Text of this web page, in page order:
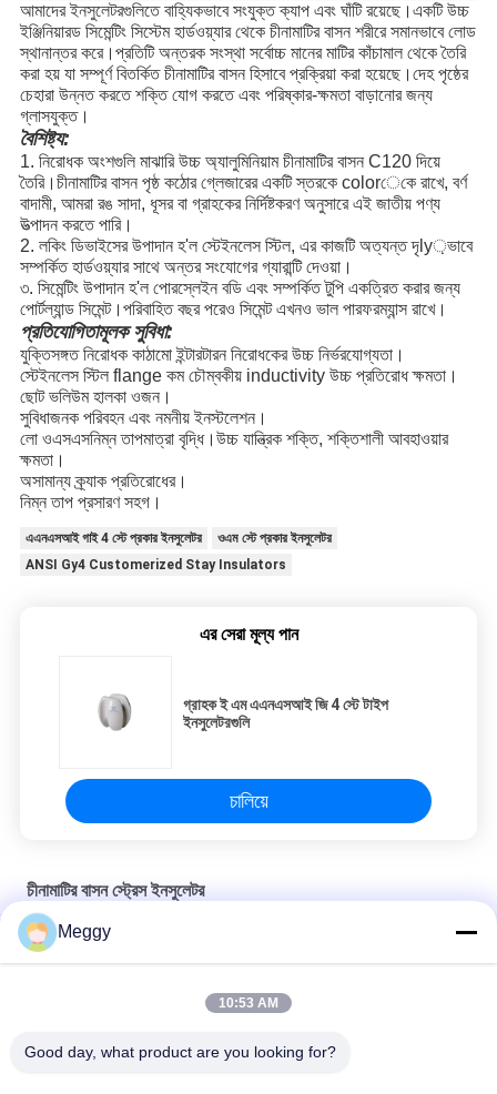
আমাদের ইনসুলেটরগুলিতে বাহ্যিকভাবে সংযুক্ত ক্যাপ এবং ঘাঁটি রয়েছে।একটি উচ্চ
ইঞ্জিনিয়ারড সিমেন্টিং সিস্টেম হার্ডওয়্যার থেকে চীনামাটির বাসন শরীরে সমানভাবে লোড
স্থানান্তর করে।প্রতিটি অন্তরক সংস্থা সর্বোচ্চ মানের মাটির কাঁচামাল থেকে তৈরি
করা হয় যা সম্পূর্ণ বিতর্কিত চীনামাটির বাসন হিসাবে প্রক্রিয়া করা হয়েছে।দেহ পৃষ্ঠের
চেহারা উন্নত করতে শক্তি যোগ করতে এবং পরিষ্কার-ক্ষমতা বাড়ানোর জন্য
গ্লাসযুক্ত।
বৈশিষ্ট্য:
1. নিরোধক অংশগুলি মাঝারি উচ্চ অ্যালুমিনিয়াম চীনামাটির বাসন C120 দিয়ে
তৈরি।চীনামাটির বাসন পৃষ্ঠ কঠোর গ্লেজারের একটি স্তরকে colorেকে রাখে, বর্ণ
বাদামী, আমরা রঙ সাদা, ধূসর বা গ্রাহকের নির্দিষ্টকরণ অনুসারে এই জাতীয় পণ্য
উত্পাদন করতে পারি।
2. লকিং ডিভাইসের উপাদান হ'ল স্টেইনলেস স্টিল, এর কাজটি অত্যন্ত দৃly়ভাবে
সম্পর্কিত হার্ডওয়্যার সাথে অন্তর সংযোগের গ্যারান্টি দেওয়া।
৩. সিমেন্টিং উপাদান হ'ল পোরস্লেইন বডি এবং সম্পর্কিত টুপি একত্রিত করার জন্য
পোর্টল্যান্ড সিমেন্ট।পরিবাহিত বছর পরেও সিমেন্ট এখনও ভাল পারফরম্যান্স রাখে।
প্রতিযোগিতামূলক সুবিধা:
যুক্তিসঙ্গত নিরোধক কাঠামো ইন্টারটারন নিরোধকের উচ্চ নির্ভরযোগ্যতা।
স্টেইনলেস স্টিল flange কম চৌম্বকীয় inductivity উচ্চ প্রতিরোধ ক্ষমতা।
ছোট ভলিউম হালকা ওজন।
সুবিধাজনক পরিবহন এবং নমনীয় ইনস্টলেশন।
লো ওএসএসনিম্ন তাপমাত্রা বৃদ্ধি।উচ্চ যান্ত্রিক শক্তি, শক্তিশালী আবহাওয়ার
ক্ষমতা।
অসামান্য ক্র্যাক প্রতিরোধের।
নিম্ন তাপ প্রসারণ সহগ।
এএনএসআই গাই 4 স্টে প্রকার ইনসুলেটর
ওএম স্টে প্রকার ইনসুলেটর
ANSI Gy4 Customerized Stay Insulators
এর সেরা মূল্য পান
গ্রাহক ই এম এএনএসআই জি 4 স্টে টাইপ
ইনসুলেটরগুলি
চালিয়ে
চীনামাটির বাসন স্ট্রেস ইনসুলেটর
উচ্চ টেনসিল 160 কেএন এএনএসআই গাই 3 চীনামাটির বাসন স্ট্রেস ইনসুলেটরগুলি
Meggy
10:53 AM
Good day, what product are you looking for?